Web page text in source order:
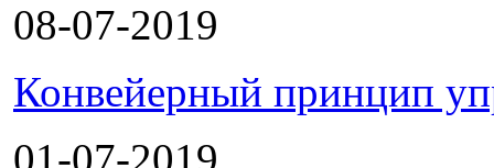
08-07-2019
Конвейерный принцип